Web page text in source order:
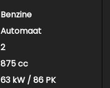
Benzine
Automaat
2
875 cc
63 kW / 86 PK